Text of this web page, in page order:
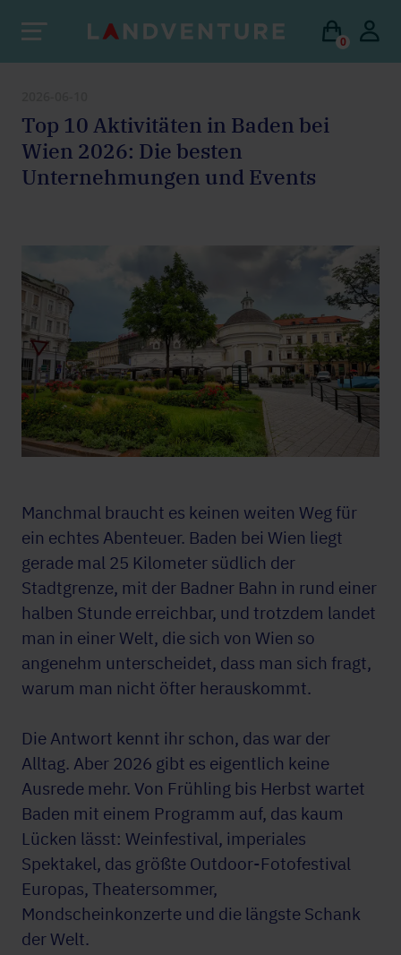
0
Top 10 Aktivitäten in Baden bei
Wien 2026: Die besten
Unternehmungen und Events
Manchmal braucht es keinen weiten Weg für
ein echtes Abenteuer. Baden bei Wien liegt
gerade mal 25 Kilometer südlich der
Stadtgrenze, mit der Badner Bahn in rund einer
halben Stunde erreichbar, und trotzdem landet
man in einer Welt, die sich von Wien so
angenehm unterscheidet, dass man sich fragt,
warum man nicht öfter herauskommt.
Die Antwort kennt ihr schon, das war der
Alltag. Aber 2026 gibt es eigentlich keine
Ausrede mehr. Von Frühling bis Herbst wartet
Baden mit einem Programm auf, das kaum
Lücken lässt: Weinfestival, imperiales
Spektakel, das größte Outdoor-Fotofestival
Europas, Theatersommer,
Mondscheinkonzerte und die längste Schank
der Welt.